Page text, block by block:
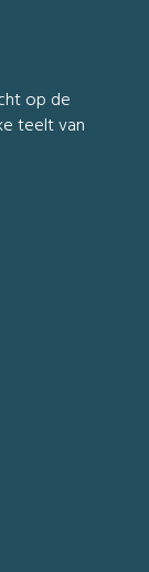
op de
teelt van